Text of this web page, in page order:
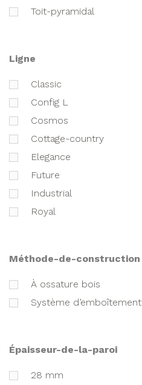
toit-pyramidal
ligne
classic
Config L
cosmos
cottage-country
elegance
future
industrial
royal
méthode-de-construction
à ossature bois
Système d’emboîtement
épaisseur-de-la-paroi
28 mm